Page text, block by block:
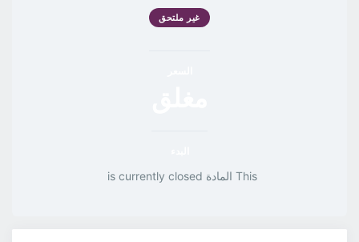
غير ملتحق
This المادة is currently closed